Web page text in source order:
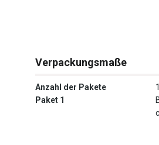
Verpackungsmaße
Anzahl der Pakete
1
Paket 1